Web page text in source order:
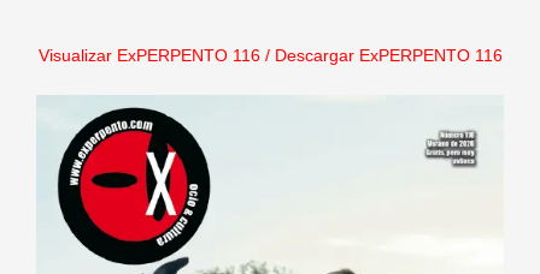
Visualizar ExPERPENTO 116/ Descargar ExPERPENTO 116